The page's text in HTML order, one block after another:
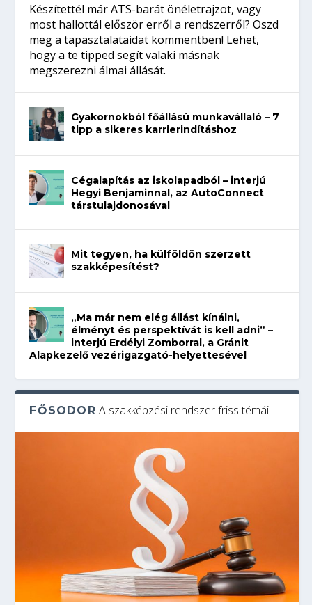
Készítettél már ATS-barát önéletrajzot, vagy
most hallottál először erről a rendszerről? Oszd
meg a tapasztalataidat kommentben! Lehet,
hogy a te tipped segít valaki másnak
megszerezni álmai állását.
Gyakornokból főállású munkavállaló – 7
tipp a sikeres karrierindításhoz
Cégalapítás az iskolapadból – interjú
Hegyi Benjaminnal, az AutoConnect
társtulajdonosával
Mit tegyen, ha külföldön szerzett
szakképesítést?
„Ma már nem elég állást kínálni,
élményt és perspektívát is kell adni” –
interjú Erdélyi Zomborral, a Gránit
Alapkezelő vezérigazgató-helyettesével
FŐSODOR A szakképzési rendszer friss témái